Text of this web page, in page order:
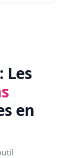
Les
en